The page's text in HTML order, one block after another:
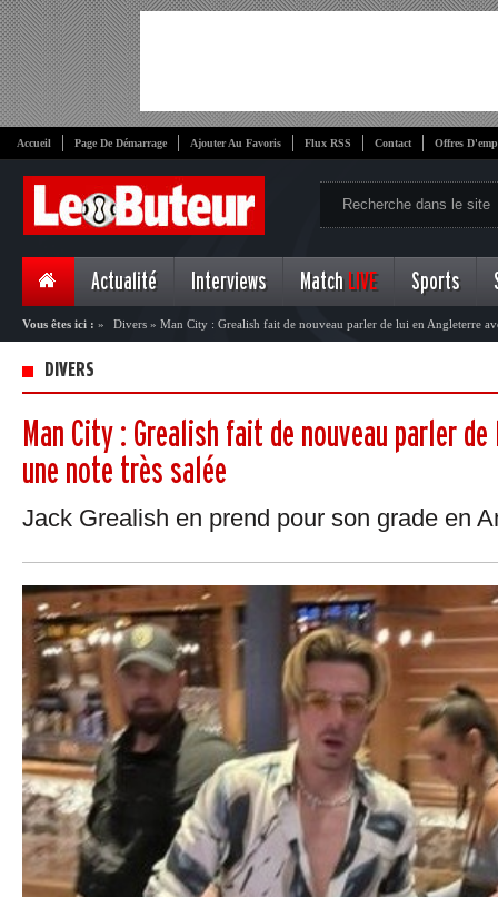
Accueil Page De Démarrage Ajouter Au Favoris Flux RSS Contact Offres
Actualité Interviews Match LIVE Sports
Vous êtes ici : » Divers » Man City : Grealish fait de nouveau parler de lui en Angleterre
DIVERS
Man City : Grealish fait de nouveau parler
une note très salée
Jack Grealish en prend pour son grade en